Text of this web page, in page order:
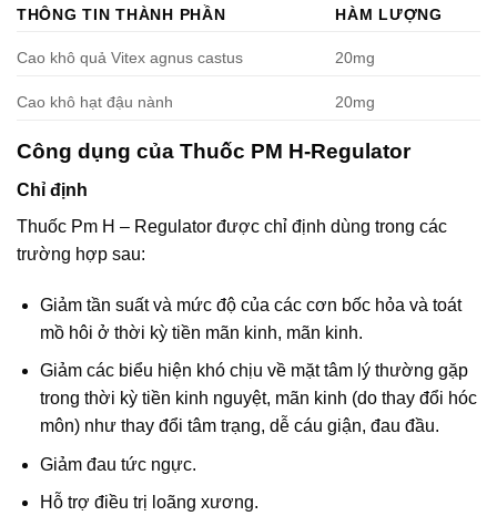
THÔNG TIN THÀNH PHẦN HÀM LƯỢNG
Cao khô quả Vitex agnus castus 20mg
Cao khô hạt đậu nành 20mg
Công dụng của Thuốc PM H-Regulator
Chỉ định
Thuốc Pm H – Regulator được chỉ định dùng trong các
trường hợp sau:
Giảm tần suất và mức độ của các cơn bốc hỏa và toát
mồ hôi ở thời kỳ tiền mãn kinh, mãn kinh.
Giảm các biểu hiện khó chịu về mặt tâm lý thường gặp
trong thời kỳ tiền kinh nguyệt, mãn kinh (do thay đổi hóc
môn) như thay đổi tâm trạng, dễ cáu giận, đau đầu.
Giảm đau tức ngực.
Hỗ trợ điều trị loãng xương.